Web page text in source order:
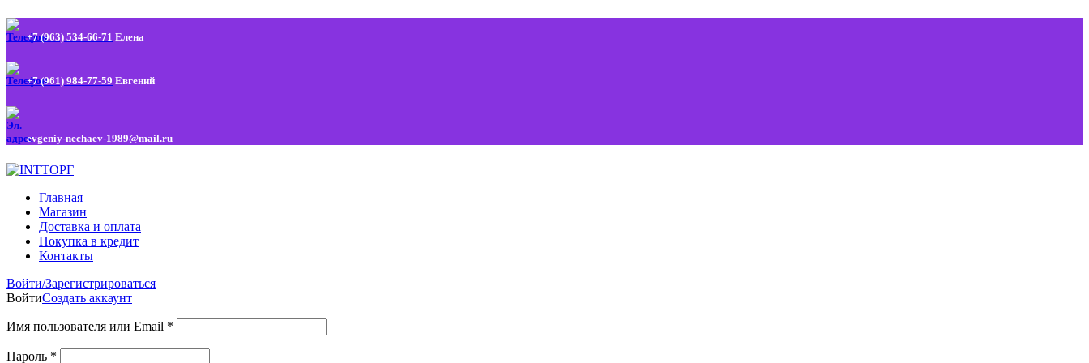
+7 (963) 534-66-71 Елена
+7 (961) 984-77-59 Евгений
evgeniy-nechaev-1989@mail.ru
Главная
Магазин
Доставка и оплата
Покупка в кредит
Контакты
Войти/Зарегистрироваться
ВойтиСоздать аккаунт
Имя пользователя или Email *
Пароль *